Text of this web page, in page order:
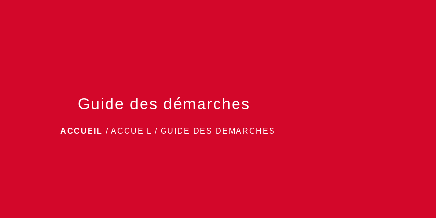
Guide des démarches
ACCUEIL / ACCUEIL / GUIDE DES DÉMARCHES